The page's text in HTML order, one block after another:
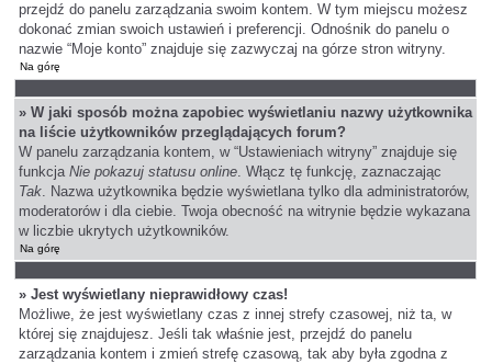
przejdź do panelu zarządzania swoim kontem. W tym miejscu możesz
dokonać zmian swoich ustawień i preferencji. Odnośnik do panelu o
nazwie “Moje konto” znajduje się zazwyczaj na górze stron witryny.
Na górę
» W jaki sposób można zapobiec wyświetlaniu nazwy użytkownika
na liście użytkowników przeglądających forum?
W panelu zarządzania kontem, w “Ustawieniach witryny” znajduje się
funkcjaNie pokazuj statusu online. Włącz tę funkcję, zaznaczając
Tak. Nazwa użytkownika będzie wyświetlana tylko dla administratorów,
moderatorów i dla ciebie. Twoja obecność na witrynie będzie wykazana
w liczbie ukrytych użytkowników.
Na górę
» Jest wyświetlany nieprawidłowy czas!
Możliwe, że jest wyświetlany czas z innej strefy czasowej, niż ta, w
której się znajdujesz. Jeśli tak właśnie jest, przejdź do panelu
zarządzania kontem i zmień strefę czasową, tak aby była zgodna z